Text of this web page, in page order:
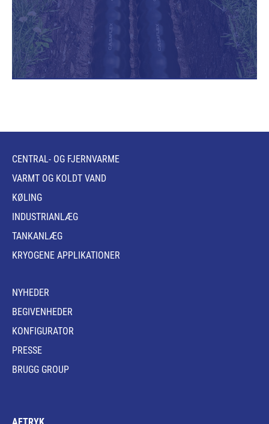
CENTRAL- OG FJERNVARME
VARMT OG KOLDT VAND
KØLING
INDUSTRIANLÆG
TANKANLÆG
KRYOGENE APPLIKATIONER
NYHEDER
BEGIVENHEDER
KONFIGURATOR
PRESSE
BRUGG GROUP